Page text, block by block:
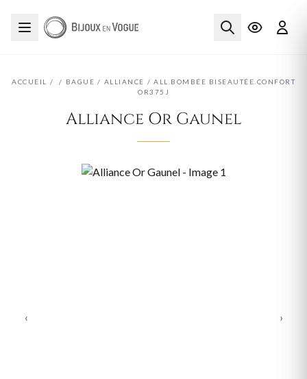
ACCUEIL / / BAGUE / ALLIANCE / ALL.BOMBÉE BISEAUTÉE.CONFORT
OR375J
Alliance Or Gaunel
‹ ›